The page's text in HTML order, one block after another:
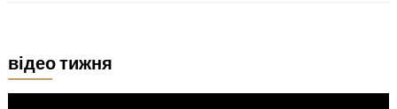
відео тижня